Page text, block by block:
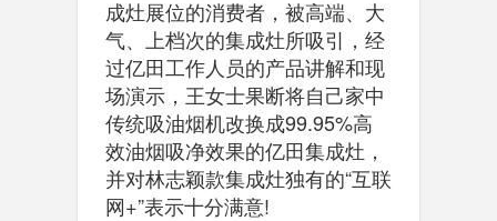
成灶展位的消费者，被高端、大
气、上档次的集成灶所吸引，经
过亿田工作人员的产品讲解和现
场演示，王女士果断将自己家中
传统吸油烟机改换成99.95%高
效油烟吸净效果的亿田集成灶，
并对林志颖款集成灶独有的“互联
网+”表示十分满意!